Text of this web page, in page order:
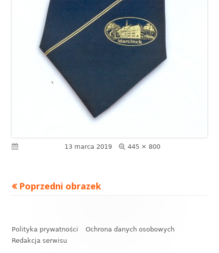
13 marca 2019
Pełny
445 × 800
Poprzedni obrazek
stopki
Polityka prywatności
Ochrona danych osobowych
Redakcja serwisu